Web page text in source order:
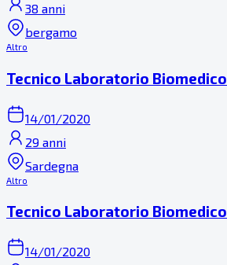
38 anni
bergamo
Altro
Tecnico Laboratorio Biomedico
14/01/2020
29 anni
Sardegna
Altro
Tecnico Laboratorio Biomedico
14/01/2020